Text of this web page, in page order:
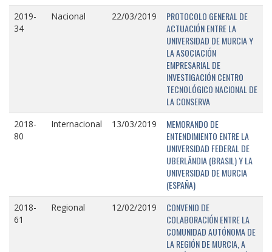
2019-
34
Nacional 22/03/2019
PROTOCOLO GENERAL DE
ACTUACIÓN ENTRE LA
UNIVERSIDAD DE MURCIA Y
LA ASOCIACIÓN
EMPRESARIAL DE
INVESTIGACIÓN CENTRO
TECNOLÓGICO NACIONAL DE
LA CONSERVA
2018-
80
Internacional 13/03/2019
MEMORANDO DE
ENTENDIMIENTO ENTRE LA
UNIVERSIDAD FEDERAL DE
UBERLÂNDIA (BRASIL) Y LA
UNIVERSIDAD DE MURCIA
(ESPAÑA)
2018-
61
Regional 12/02/2019
CONVENIO DE
COLABORACIÓN ENTRE LA
COMUNIDAD AUTÓNOMA DE
LA REGIÓN DE MURCIA, A